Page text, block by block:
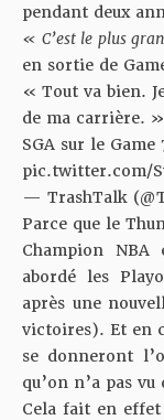
pendant deux
« C’est le plus
en sortie de
« Tout va bien.
de ma carrière. »
SGA sur le
pic.twitter.com/
— TrashTalk
Parce que le
Champion
abordé les
après une
victoires). Et en
se donneront
qu’on n’a pas
Cela fait en effet